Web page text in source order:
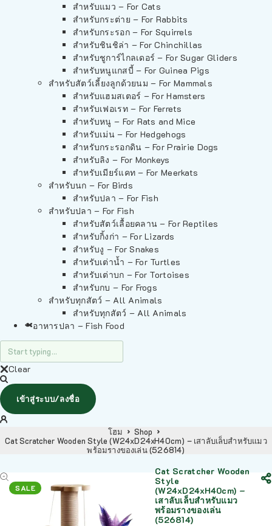
สำหรับแมว – For Cats
สำหรับกระต่าย – For Rabbits
สำหรับกระรอก – For Squirrels
สำหรับชินชิล่า – For Chinchillas
สำหรับชูการ์ไกลเดอร์ – For Sugar Gliders
สำหรับหนูแกสบี้ – For Guinea Pigs
สำหรับสัตว์เลี้ยงลูกด้วยนม – For Mammals
สำหรับแฮมสเตอร์ – For Hamsters
สำหรับเฟอเรท – For Ferrets
สำหรับหนู – For Rats and Mice
สำหรับเม่น – For Hedgehogs
สำหรับกระรอกดิน – For Prairie Dogs
สำหรับลิง – For Monkeys
สำหรับเมียร์แคท – For Meerkats
สำหรับนก – For Birds
สำหรับปลา – For Fish
สำหรับปลา – For Fish
สำหรับสัตว์เลื้อยคลาน – For Reptiles
สำหรับกิ้งก่า – For Lizards
สำหรับงู – For Snakes
สำหรับเต่าน้ำ – For Turtles
สำหรับเต่าบก – For Tortoises
สำหรับกบ – For Frogs
สำหรับทุกสัตว์ – All Animals
สำหรับทุกสัตว์ – All Animals
อาหารปลา – Fish Food
Clear
เข้าสู่ระบบ/ลงชื่อ
โฮม
Shop
Cat Scratcher Wooden Style (W24xD24xH40cm) – เสาลับเล็บสำหรับแมว
พร้อมรางของเล่น (526814)
SALE
Cat Scratcher Wooden
Style
(W24xD24xH40cm) –
เสาลับเล็บสำหรับแมว
พร้อมรางของเล่น
(526814)